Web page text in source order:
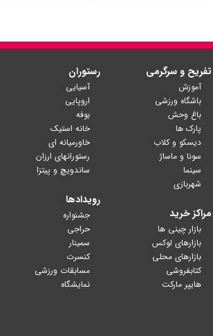
تفریح و سرگرمی
آموزش
باشگاه ورزشی
باغ وحش
پارک ها
دیسکو و کلاب
سونا و ماساژ
سینما
شهربازی
مراکز خرید
بازار چینی ها
بازارهای لوکس
بازارهای محلی
کتابفروشی
رستوران
آسیایی
اروپایی
بوفه
خانه استیک
خاورمیانه ای
رستورانهای ارزان
ساندویچ و پیتزا
رویدادها
جشنواره
حراجی
سمینار
کنسرت
مسابقات ورزشی
نمایشگاه